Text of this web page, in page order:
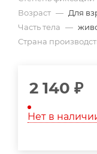
Возраст — Для
Часть тела —
Страна
2 140 ₽
Нет в